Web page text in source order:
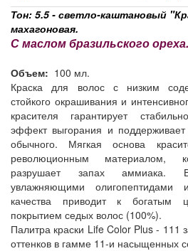
Тон: 5.5 - светло-каштановый
махагоновая.
С маслом бразильского ореха.
Объем: 100 мл.
Краска для волос с низким
стойкого окрашивания и
красителя гарантирует
эффект выгорания и
обычного. Мягкая основа
революционным материалом,
разрушает запах аммиака.
увлажняющими олигопептидами
качества приводит к богатым
покрытием седых волос (100%).
Палитра краски Life Color Plus - 111
оттенков в гамме 11-и насыщенных